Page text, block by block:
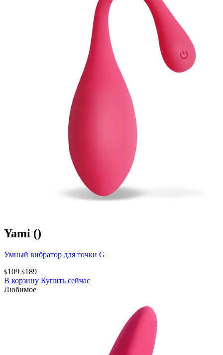
Yami ()
Умный вибратор для точки G
$109 $189
В корзину Купить сейчас
Любимое